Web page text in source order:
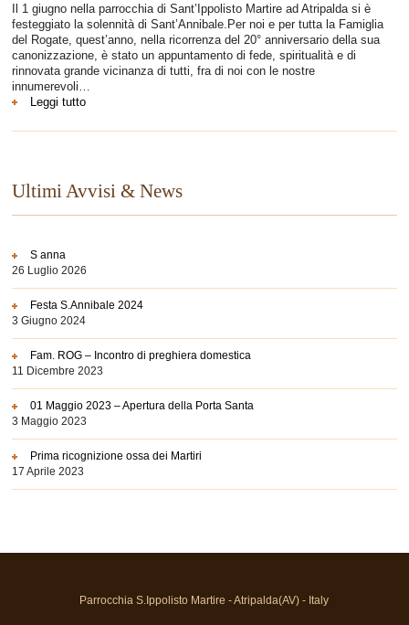
Il 1 giugno nella parrocchia di Sant’Ippolisto Martire ad Atripalda si è
festeggiato la solennità di Sant’Annibale.Per noi e per tutta la Famiglia
del Rogate, quest’anno, nella ricorrenza del 20° anniversario della sua
canonizzazione, è stato un appuntamento di fede, spiritualità e di
rinnovata grande vicinanza di tutti, fra di noi con le nostre
innumerevoli…
Leggi tutto:
S.Annibale
Ultimi Avvisi & News
S anna
26 Luglio 2026
Festa S.Annibale 2024
3 Giugno 2024
Fam. ROG – Incontro di preghiera domestica
11 Dicembre 2023
01 Maggio 2023 – Apertura della Porta Santa
3 Maggio 2023
Prima ricognizione ossa dei Martiri
17 Aprile 2023
Parrocchia S.Ippolisto Martire - Atripalda(AV) - Italy